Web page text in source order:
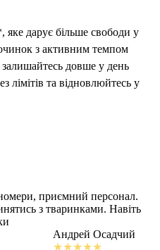
дарує більше свободи у
з активним темпом
довше у день
лімітів та відновлюйтесь у
приємний персонал.
з тваринками. Навіть
Андрей Осадчий